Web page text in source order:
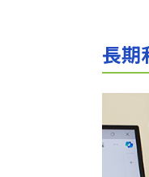
長期